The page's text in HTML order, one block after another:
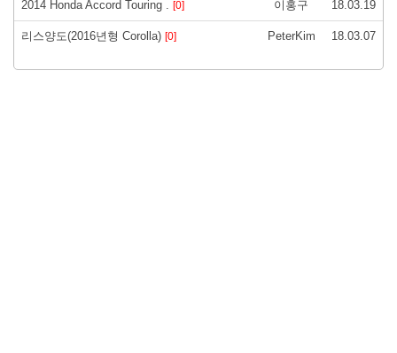
2014 Honda Accord Touring . [0] 이홍구 18.03.19
리스양도(2016년형 Corolla) [0] PeterKim 18.03.07